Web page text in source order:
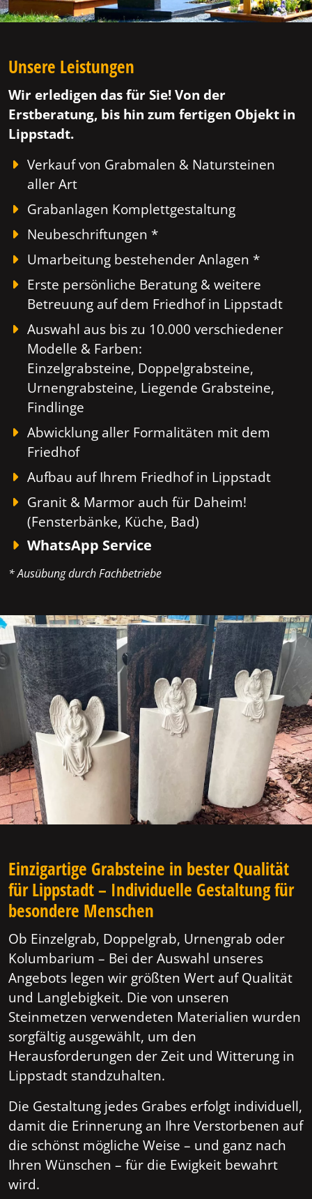
Unsere Leistungen
Wir erledigen das für Sie! Von der
Erstberatung, bis hin zum fertigen Objekt in
Lippstadt.
Verkauf von Grabmalen & Natursteinen
aller Art
Grabanlagen Komplettgestaltung
Neubeschriftungen *
Umarbeitung bestehender Anlagen *
Erste persönliche Beratung & weitere
Betreuung auf dem Friedhof in Lippstadt
Auswahl aus bis zu 10.000 verschiedener
Modelle & Farben:
Einzelgrabsteine, Doppelgrabsteine,
Urnengrabsteine, Liegende Grabsteine,
Findlinge
Abwicklung aller Formalitäten mit dem
Friedhof
Aufbau auf Ihrem Friedhof in Lippstadt
Granit & Marmor auch für Daheim!
(Fensterbänke, Küche, Bad)
WhatsApp Service
* Ausübung durch Fachbetriebe
Einzigartige Grabsteine in bester Qualität
für Lippstadt – Individuelle Gestaltung für
besondere Menschen
Ob Einzelgrab, Doppelgrab, Urnengrab oder
Kolumbarium – Bei der Auswahl unseres
Angebots legen wir größten Wert auf Qualität
und Langlebigkeit. Die von unseren
Steinmetzen verwendeten Materialien wurden
sorgfältig ausgewählt, um den
Herausforderungen der Zeit und Witterung in
Lippstadt standzuhalten.
Die Gestaltung jedes Grabes erfolgt individuell,
damit die Erinnerung an Ihre Verstorbenen auf
die schönst mögliche Weise – und ganz nach
Ihren Wünschen – für die Ewigkeit bewahrt
wird.